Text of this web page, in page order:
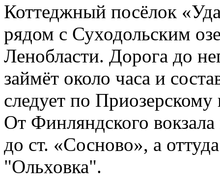
Коттеджный посёлок
рядом с Суходольским
Ленобласти. Дорога до
займёт около часа и
следует по
От Финляндского
до ст. «Сосново», а
"Ольховка".